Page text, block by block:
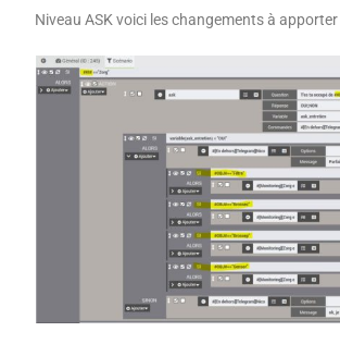
Niveau ASK voici les changements à apporter